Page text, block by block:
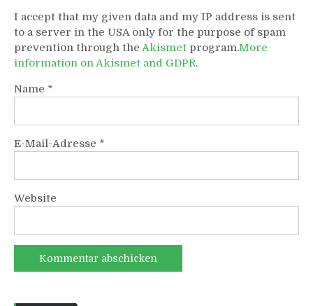
I accept that my given data and my IP address is sent
to a server in the USA only for the purpose of spam
prevention through the Akismet program.More
information on Akismet and GDPR.
Name *
E-Mail-Adresse *
Website